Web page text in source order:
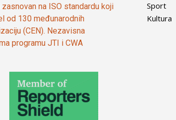
na ISO standardu koji
od 130 međunarodnih
(CEN). Nezavisna
programu JTI i CWA
Sport
Kultura